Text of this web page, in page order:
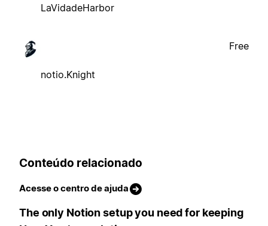
LaVidadeHarbor
notio.Knight
Free
Conteúdo relacionado
Acesse o centro de ajuda
The only Notion setup you need for keeping